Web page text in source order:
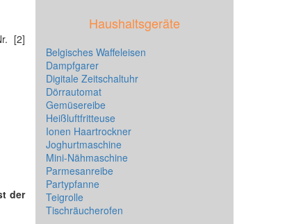
[2]
der
Haushaltsgeräte
Belgisches Waffeleisen
Dampfgarer
Digitale Zeitschaltuhr
Dörrautomat
Gemüsereibe
Heißluftfritteuse
Ionen Haartrockner
Joghurtmaschine
Mini-Nähmaschine
Parmesanreibe
Partypfanne
Teigrolle
Tischräucherofen